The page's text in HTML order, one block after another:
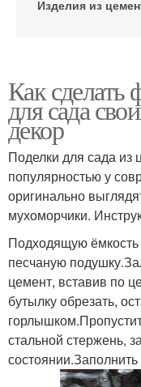
Изделия из
Как сделать
для сада
декор
Поделки для сада из
популярностью у
оригинально
мухоморчики.
Подходящую ёмкость
песчаную
цемент, вставив по
бутылку обрезать,
стальной стержень,